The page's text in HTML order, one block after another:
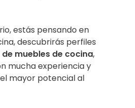
estás pensando en
descubrirás perfiles
muebles de cocina,
mucha experiencia y
mayor potencial al